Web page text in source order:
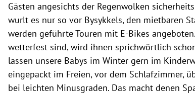
Gästen angesichts der Regenwolken
wurlt es nur so vor Bysykkels, den mietbaren
werden geführte Touren mit E-Bikes
wetterfest sind, wird ihnen sprichwörtlich
lassen unsere Babys im Winter gern im
eingepackt im Freien, vor dem Schlafzimmer,
bei leichten Minusgraden. Das macht denen